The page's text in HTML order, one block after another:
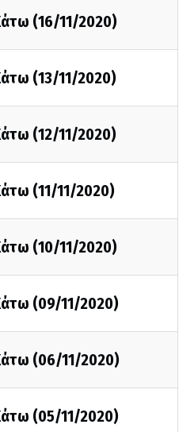
(16/11/2020)
(13/11/2020)
(12/11/2020)
(11/11/2020)
(10/11/2020)
(09/11/2020)
(06/11/2020)
(05/11/2020)